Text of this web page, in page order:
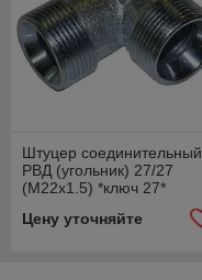
Штуцер соединительный
РВД (угольник) 27/27
(М22х1.5) *ключ 27*
Цену уточняйте